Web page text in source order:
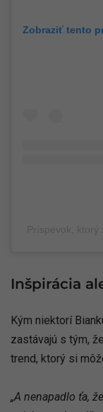
Zobraziť tento
Inšpirácia
Kým niektorí
zastávajú s tým,
trend, ktorý si
„A nenapadlo ťa,